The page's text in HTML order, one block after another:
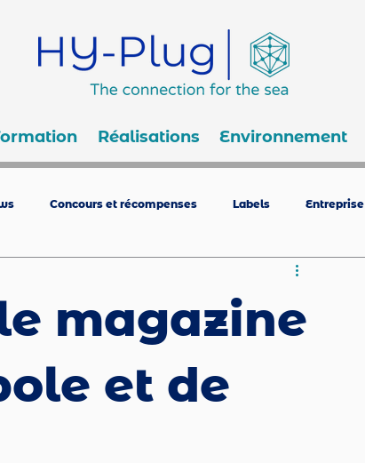
Réalisations Environnement
Concours et récompenses Labels Entreprise
magazine
et de